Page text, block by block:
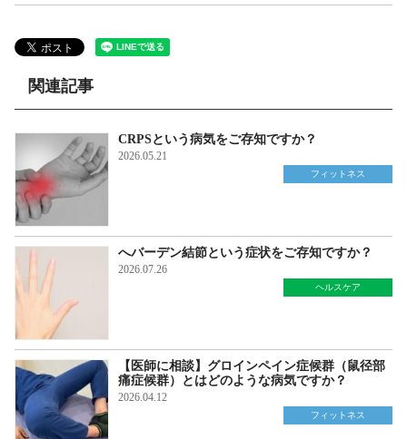
関連記事
CRPSという病気をご存知ですか？
2026.05.21
フィットネス
へバーデン結節という症状をご存知ですか？
2026.07.26
ヘルスケア
【医師に相談】グロインペイン症候群（鼠径部
痛症候群）とはどのような病気ですか？
2026.04.12
フィットネス